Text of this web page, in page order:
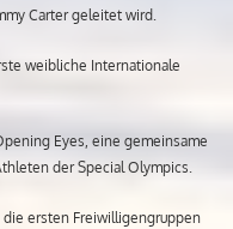
Carter geleitet wird.
weibliche Internationale
Eyes, eine gemeinsame
der Special Olympics.
ersten Freiwilligengruppen